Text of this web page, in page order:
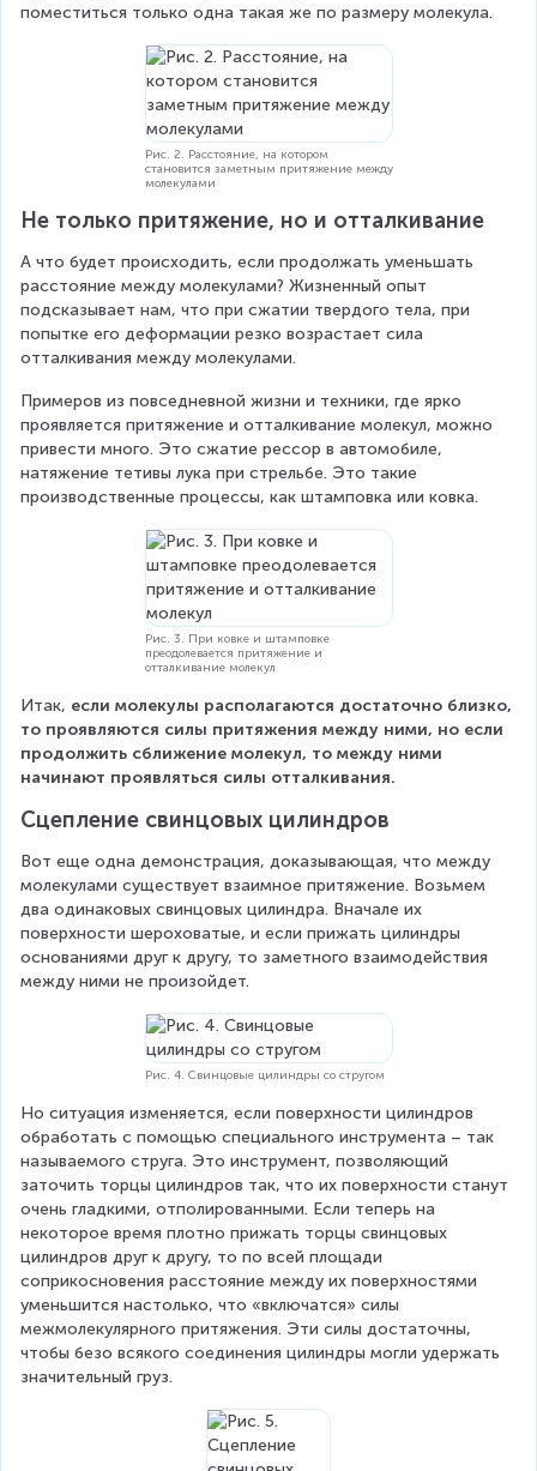
поместиться только одна такая же по размеру молекула.
Рис. 2. Расстояние, на котором
становится заметным притяжение между
молекулами
Не только притяжение, но и отталкивание
А что будет происходить, если продолжать уменьшать
расстояние между молекулами? Жизненный опыт
подсказывает нам, что при сжатии твердого тела, при
попытке его деформации резко возрастает сила
отталкивания между молекулами.
Примеров из повседневной жизни и техники, где ярко
проявляется притяжение и отталкивание молекул, можно
привести много. Это сжатие рессор в автомобиле,
натяжение тетивы лука при стрельбе. Это такие
производственные процессы, как штамповка или ковка.
Рис. 3. При ковке и штамповке
преодолевается притяжение и
отталкивание молекул
Итак, если молекулы располагаются достаточно близко,
то проявляются силы притяжения между ними, но если
продолжить сближение молекул, то между ними
начинают проявляться силы отталкивания.
Сцепление свинцовых цилиндров
Вот еще одна демонстрация, доказывающая, что между
молекулами существует взаимное притяжение. Возьмем
два одинаковых свинцовых цилиндра. Вначале их
поверхности шероховатые, и если прижать цилиндры
основаниями друг к другу, то заметного взаимодействия
между ними не произойдет.
Рис. 4. Свинцовые цилиндры со стругом
Но ситуация изменяется, если поверхности цилиндров
обработать с помощью специального инструмента – так
называемого струга. Это инструмент, позволяющий
заточить торцы цилиндров так, что их поверхности станут
очень гладкими, отполированными. Если теперь на
некоторое время плотно прижать торцы свинцовых
цилиндров друг к другу, то по всей площади
соприкосновения расстояние между их поверхностями
уменьшится настолько, что «включатся» силы
межмолекулярного притяжения. Эти силы достаточны,
чтобы безо всякого соединения цилиндры могли удержать
значительный груз.